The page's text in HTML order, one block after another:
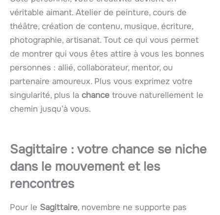
véritable aimant. Atelier de peinture, cours de
théâtre, création de contenu, musique, écriture,
photographie, artisanat. Tout ce qui vous permet
de montrer qui vous êtes attire à vous les bonnes
personnes : allié, collaborateur, mentor, ou
partenaire amoureux. Plus vous exprimez votre
singularité, plus la chance trouve naturellement le
chemin jusqu’à vous.
Sagittaire : votre chance se niche
dans le mouvement et les
rencontres
Pour le Sagittaire, novembre ne supporte pas